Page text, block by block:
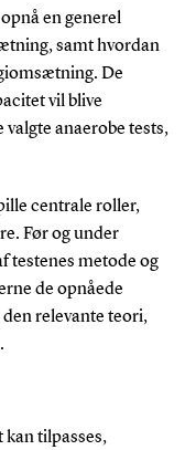
en generel
samt hvordan
De
vil blive
anaerobe tests,
centrale roller,
Før og under
testenes metode og
de opnåede
relevante teori,
tilpasses,